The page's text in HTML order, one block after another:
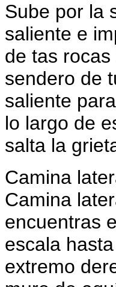
Sube por la
saliente e
de tas
sendero de
saliente
lo largo de
salta la
Camina
Camina
encuentras
escala
extremo